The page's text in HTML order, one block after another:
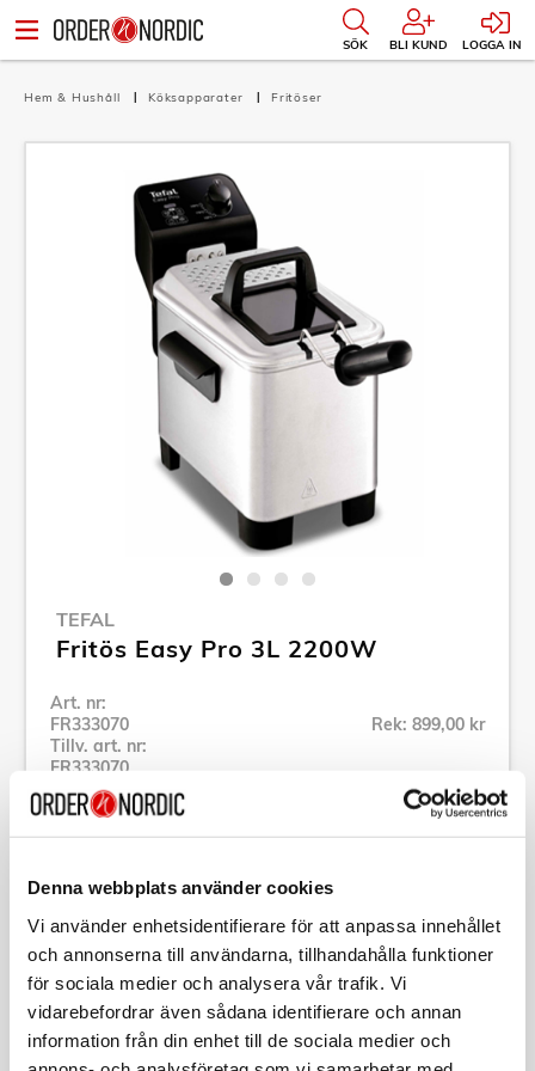
Denna webbplats använder cookies
Vi använder enhetsidentifierare för att anpassa innehållet
och annonserna till användarna, tillhandahålla funktioner
för sociala medier och analysera vår trafik. Vi
vidarebefordrar även sådana identifierare och annan
information från din enhet till de sociala medier och
SÖK BLI KUND LOGGA IN
Hem & Hushåll Köksapparater Fritöser
TEFAL
Fritös Easy Pro 3L 2200W
Art. nr:
FR333070
Tillv. art. nr:
FR333070
Rek: 899,00 kr
Se alla produkter inom Tefal
Specifikation
Beskrivning
Art. nr:FR333070